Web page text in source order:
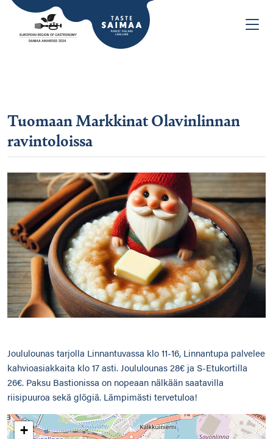
Tuomaan Markkinat Olavinlinnan
ravintoloissa
Joululounas tarjolla Linnantuvassa klo 11-16, Linnantupa palvelee
kahvioasiakkaita klo 17 asti. Joululounas 28€ ja S-Etukortilla
26€. Paksu Bastionissa on nopeaan nälkään saatavilla
riisipuuroa sekä glögiä. Lämpimästi tervetuloa!
+